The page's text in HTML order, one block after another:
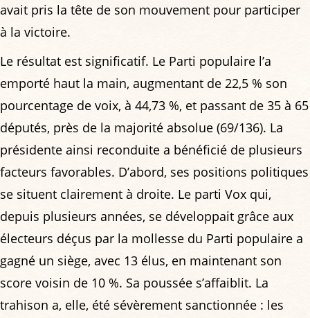
avait pris la tête de son mouvement pour participer
à la victoire.
Le résultat est significatif. Le Parti populaire l’a
emporté haut la main, augmentant de 22,5 % son
pourcentage de voix, à 44,73 %, et passant de 35 à 65
députés, près de la majorité absolue (69/136). La
présidente ainsi reconduite a bénéficié de plusieurs
facteurs favorables. D’abord, ses positions politiques
se situent clairement à droite. Le parti Vox qui,
depuis plusieurs années, se développait grâce aux
électeurs déçus par la mollesse du Parti populaire a
gagné un siège, avec 13 élus, en maintenant son
score voisin de 10 %. Sa poussée s’affaiblit. La
trahison a, elle, été sévèrement sanctionnée : les